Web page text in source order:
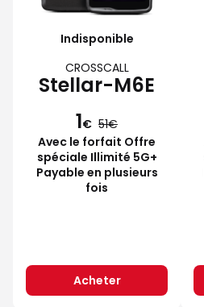
Indisponible
CROSSCALL
Stellar-M6E
1€ 51
Avec le forfait Offre
spéciale Illimité 5G+
Payable en plusieurs
fois
Acheter